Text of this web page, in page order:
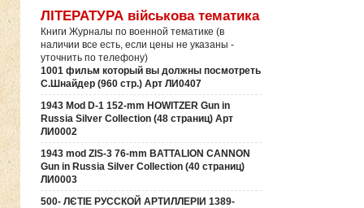
ЛІТЕРАТУРА військова тематика
Книги Журналы по военной тематике (в
наличии все есть, если цены не указаны -
уточнить по телефону)
1001 фильм который вы должны посмотреть
С.Шнайдер (960 стр.) Арт ЛИ0407
1943 Mod D-1 152-mm HOWITZER Gun in
Russia Silver Collection (48 страниц) Арт
ЛИ0002
1943 mod ZIS-3 76-mm BATTALION CANNON
Gun in Russia Silver Collection (40 страниц)
ЛИ0003
500- ЛЄТІЕ РУССКОЙ АРТИЛЛЕРІИ 1389-